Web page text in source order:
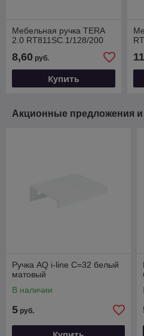
Мебельная ручка TERA
2.0 RT811SC.1/128/200
8,60 руб.
Купить
Акционные предложения и
Ручка AQ i-line С=32 белый
матовый
В наличии
5 руб.